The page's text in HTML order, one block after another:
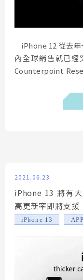
iPhone 12 從去年
內全球銷售就已
Counterpoint
12、iPhone 12
2021.06.23
iPhone 13 將有
高更新率即將支援
iPhone 13